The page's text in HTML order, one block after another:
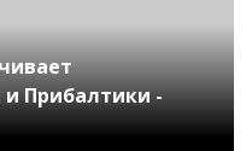
Прибалтики -